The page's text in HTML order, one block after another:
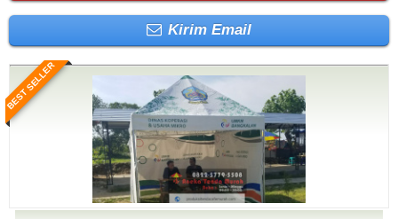
Kirim Email
BEST SELLER